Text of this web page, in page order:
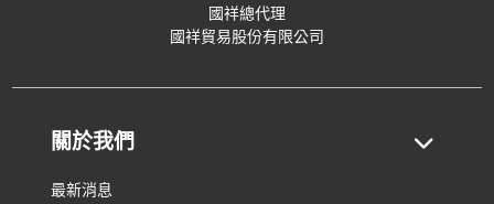
國祥總代理
國祥貿易股份有限公司
關於我們
最新消息